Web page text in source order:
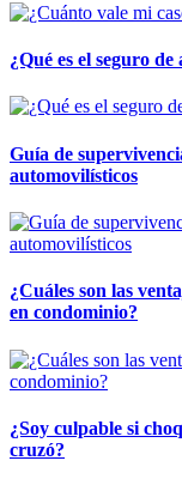
¿Qué es el seguro
Guía de
automovilísticos
¿Cuáles son las
en condominio?
¿Soy culpable si
cruzó?